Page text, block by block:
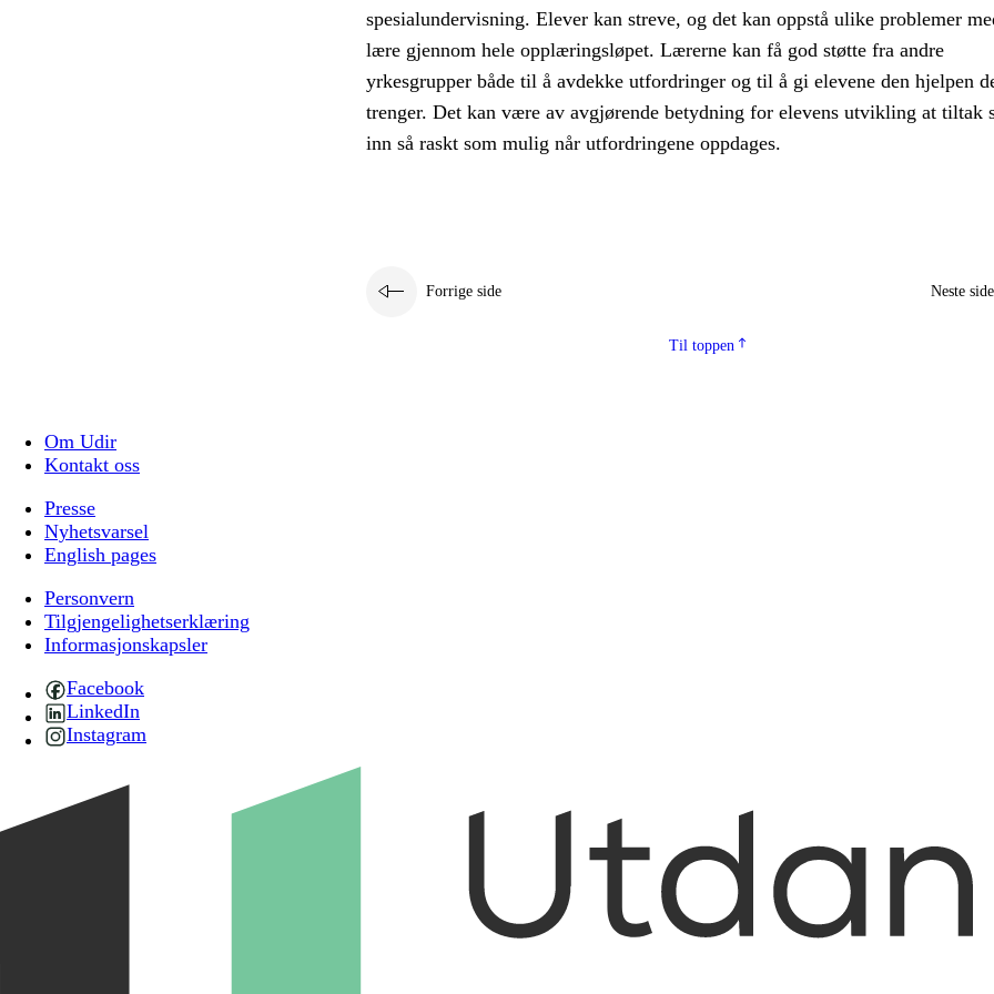
spesialundervisning. Elever kan streve, og det kan oppstå ulike problemer
lære gjennom hele opplæringsløpet. Lærerne kan få god støtte fra andre
yrkesgrupper både til å avdekke utfordringer og til å gi elevene den hjelpen
trenger. Det kan være av avgjørende betydning for elevens utvikling at tiltak
inn så raskt som mulig når utfordringene oppdages.
Forrige side Neste side
Til toppen
Om Udir
Kontakt oss
Presse
Nyhetsvarsel
English pages
Personvern
Tilgjengelighetserklæring
Informasjonskapsler
Facebook
LinkedIn
Instagram